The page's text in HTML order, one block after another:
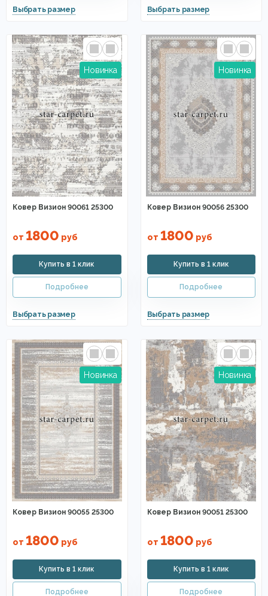
Ковер Визион 90061 25300
от 1800 руб
Ковер Визион 90056 25300
от 1800 руб
Ковер Визион 90055 25300
от 1800 руб
Ковер Визион 90051 25300
от 1800 руб